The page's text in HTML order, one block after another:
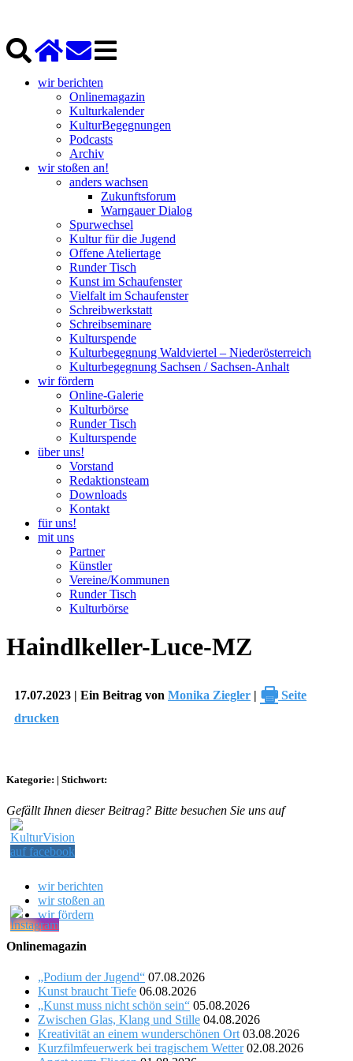
wir berichten
Onlinemagazin
Kulturkalender
KulturBegegnungen
Podcasts
Archiv
wir stoßen an!
anders wachsen
Zukunftsforum
Warngauer Dialog
Spurwechsel
Kultur für die Jugend
Offene Ateliertage
Runder Tisch
Kunst im Schaufenster
Vielfalt im Schaufenster
Schreibwerkstatt
Schreibseminare
Kulturspende
Kulturbegegnung Waldviertel – Niederösterreich
Kulturbegegnung Sachsen / Sachsen-Anhalt
wir fördern
Online-Galerie
Kulturbörse
Runder Tisch
Kulturspende
über uns!
Vorstand
Redaktionsteam
Downloads
Kontakt
für uns!
mit uns
Partner
Künstler
Vereine/Kommunen
Runder Tisch
Kulturbörse
Haindlkeller-Luce-MZ
17.07.2023 | Ein Beitrag von Monika Ziegler | 🖶 Seite
drucken
Kategorie: | Stichwort:
Gefällt Ihnen dieser Beitrag? Bitte besuchen Sie uns auf
wir berichten
wir stoßen an
wir fördern
Onlinemagazin
„Podium der Jugend“ 07.08.2026
Kunst braucht Tiefe 06.08.2026
„Kunst muss nicht schön sein“ 05.08.2026
Zwischen Glas, Klang und Stille 04.08.2026
Kreativität an einem wunderschönen Ort 03.08.2026
Kurzfilmfeuerwerk bei tragischem Wetter 02.08.2026